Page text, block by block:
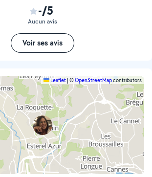
-/5
Aucun avis
Voir ses avis
Leaflet ©OpenStreetMapcontributors